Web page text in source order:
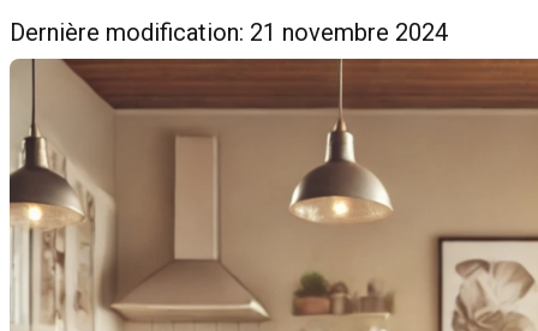
Dernière modification: 21 novembre 2024